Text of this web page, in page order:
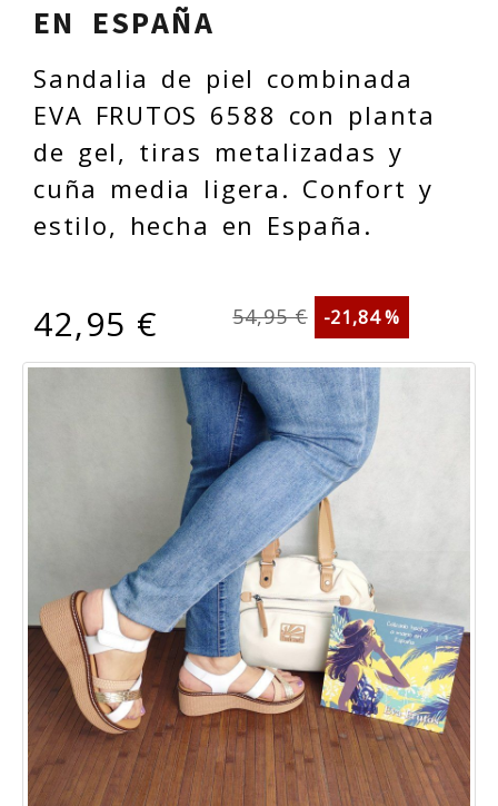
EN ESPAÑA
Sandalia de piel combinada
EVA FRUTOS 6588 con planta
de gel, tiras metalizadas y
cuña media ligera. Confort y
estilo, hecha en España.
42,95 € 54,95 € -21,84 %